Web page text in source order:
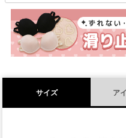
サイズ ア